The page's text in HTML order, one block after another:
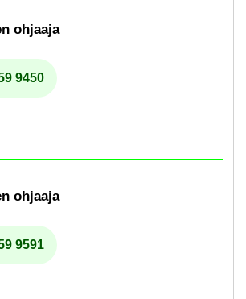
oh­jaa­ja
9450
oh­jaa­ja
9591